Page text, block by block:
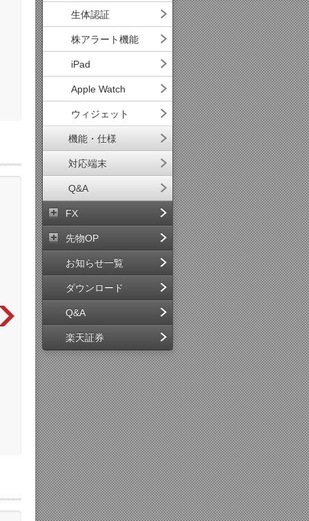
生体認証
株アラート機能
iPad
Apple Watch
ウィジェット
機能・仕様
対応端末
Q&A
FX
先物OP
お知らせ一覧
ダウンロード
Q&A
楽天証券
口座区分を選択
※「特定」「NISA」は開設して
いる場合のみ選択可能
執行条件は注文時間によって固
数
－
指値、成行を選択
※寄付取引は成行のみ
執行条件は注文時間によって固
定
数
－